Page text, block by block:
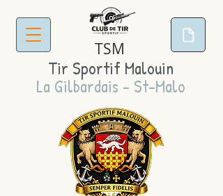
TSM
Tir Sportif Malouin
La Gilbardais - St-Malo